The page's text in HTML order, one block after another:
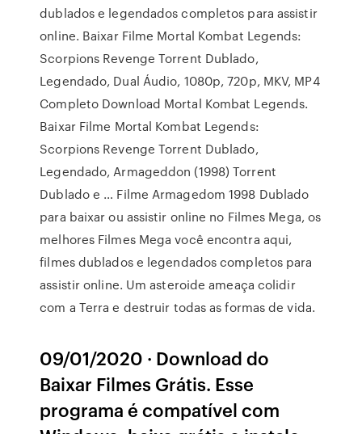
dublados e legendados completos para assistir
online. Baixar Filme Mortal Kombat Legends:
Scorpions Revenge Torrent Dublado,
Legendado, Dual Áudio, 1080p, 720p, MKV, MP4
Completo Download Mortal Kombat Legends.
Baixar Filme Mortal Kombat Legends:
Scorpions Revenge Torrent Dublado,
Legendado, Armageddon (1998) Torrent
Dublado e … Filme Armagedom 1998 Dublado
para baixar ou assistir online no Filmes Mega, os
melhores Filmes Mega você encontra aqui,
filmes dublados e legendados completos para
assistir online. Um asteroide ameaça colidir
com a Terra e destruir todas as formas de vida.
09/01/2020 · Download do
Baixar Filmes Grátis. Esse
programa é compatível com